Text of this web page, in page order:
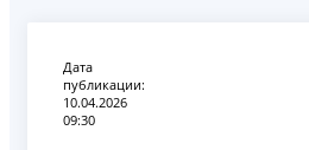
Дата
публикации:
10.04.2026
09:30